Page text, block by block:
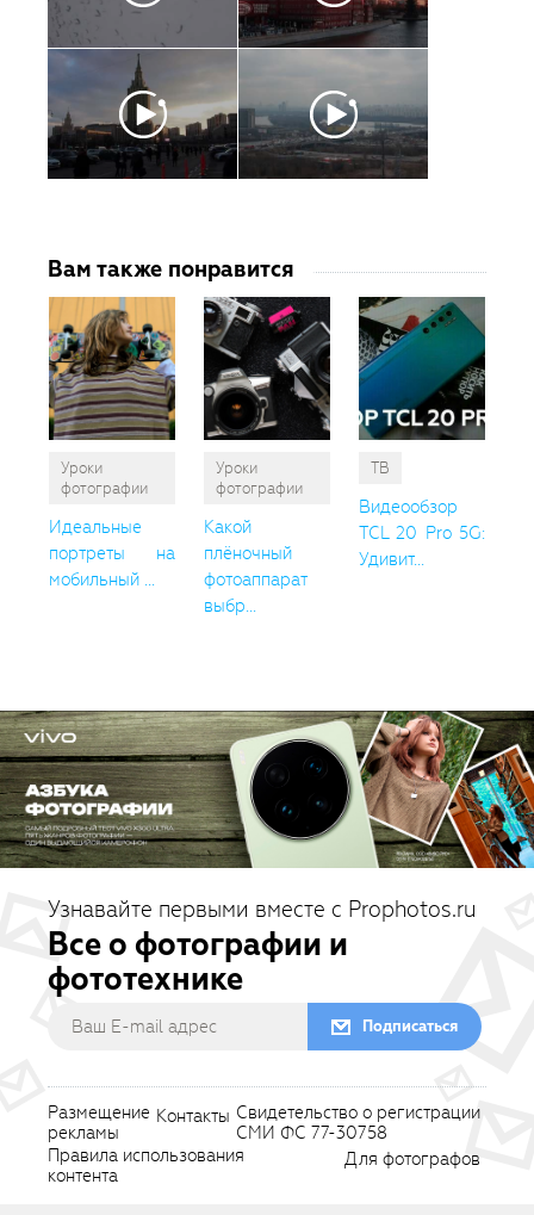
Вам также понравится
Уроки
фотографии
Идеальные
портреты на
мобильный ...
Уроки
фотографии
Какой
плёночный
фотоаппарат
выбр...
ТВ
Видеообзор
TCL 20 Pro 5G:
Удивит...
Узнавайте первыми вместе с Prophotos.ru
Все о фотографии и
фототехнике
Подписаться
Размещение
рекламы
Контакты Свидетельство о регистрации
СМИ ФС 77-30758
Правила использования
контента
Для фотографов